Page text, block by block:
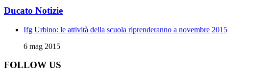
Ducato Notizie
Ifg Urbino: le attività della scuola riprenderanno a novembre 2015
6 mag 2015
FOLLOW US